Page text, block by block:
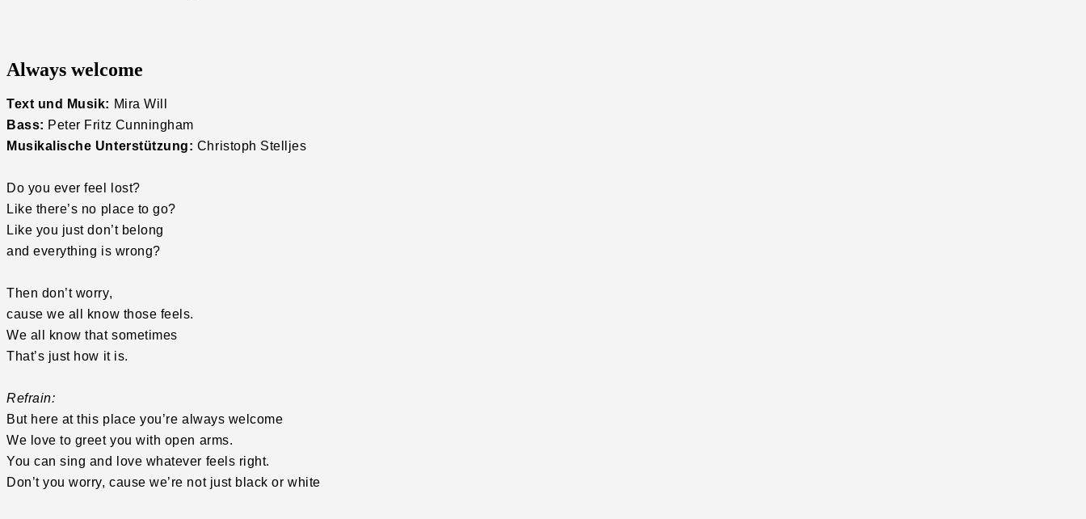
Always welcome
Text und Musik: Mira Will
Bass: Peter Fritz Cunningham
Musikalische Unterstützung: Christoph Stelljes
Do you ever feel lost?
Like there’s no place to go?
Like you just don’t belong
and everything is wrong?
Then don’t worry,
cause we all know those feels.
We all know that sometimes
That’s just how it is.
Refrain:
But here at this place you’re always welcome
We love to greet you with open arms.
You can sing and love whatever feels right.
Don’t you worry, cause we’re not just black or white